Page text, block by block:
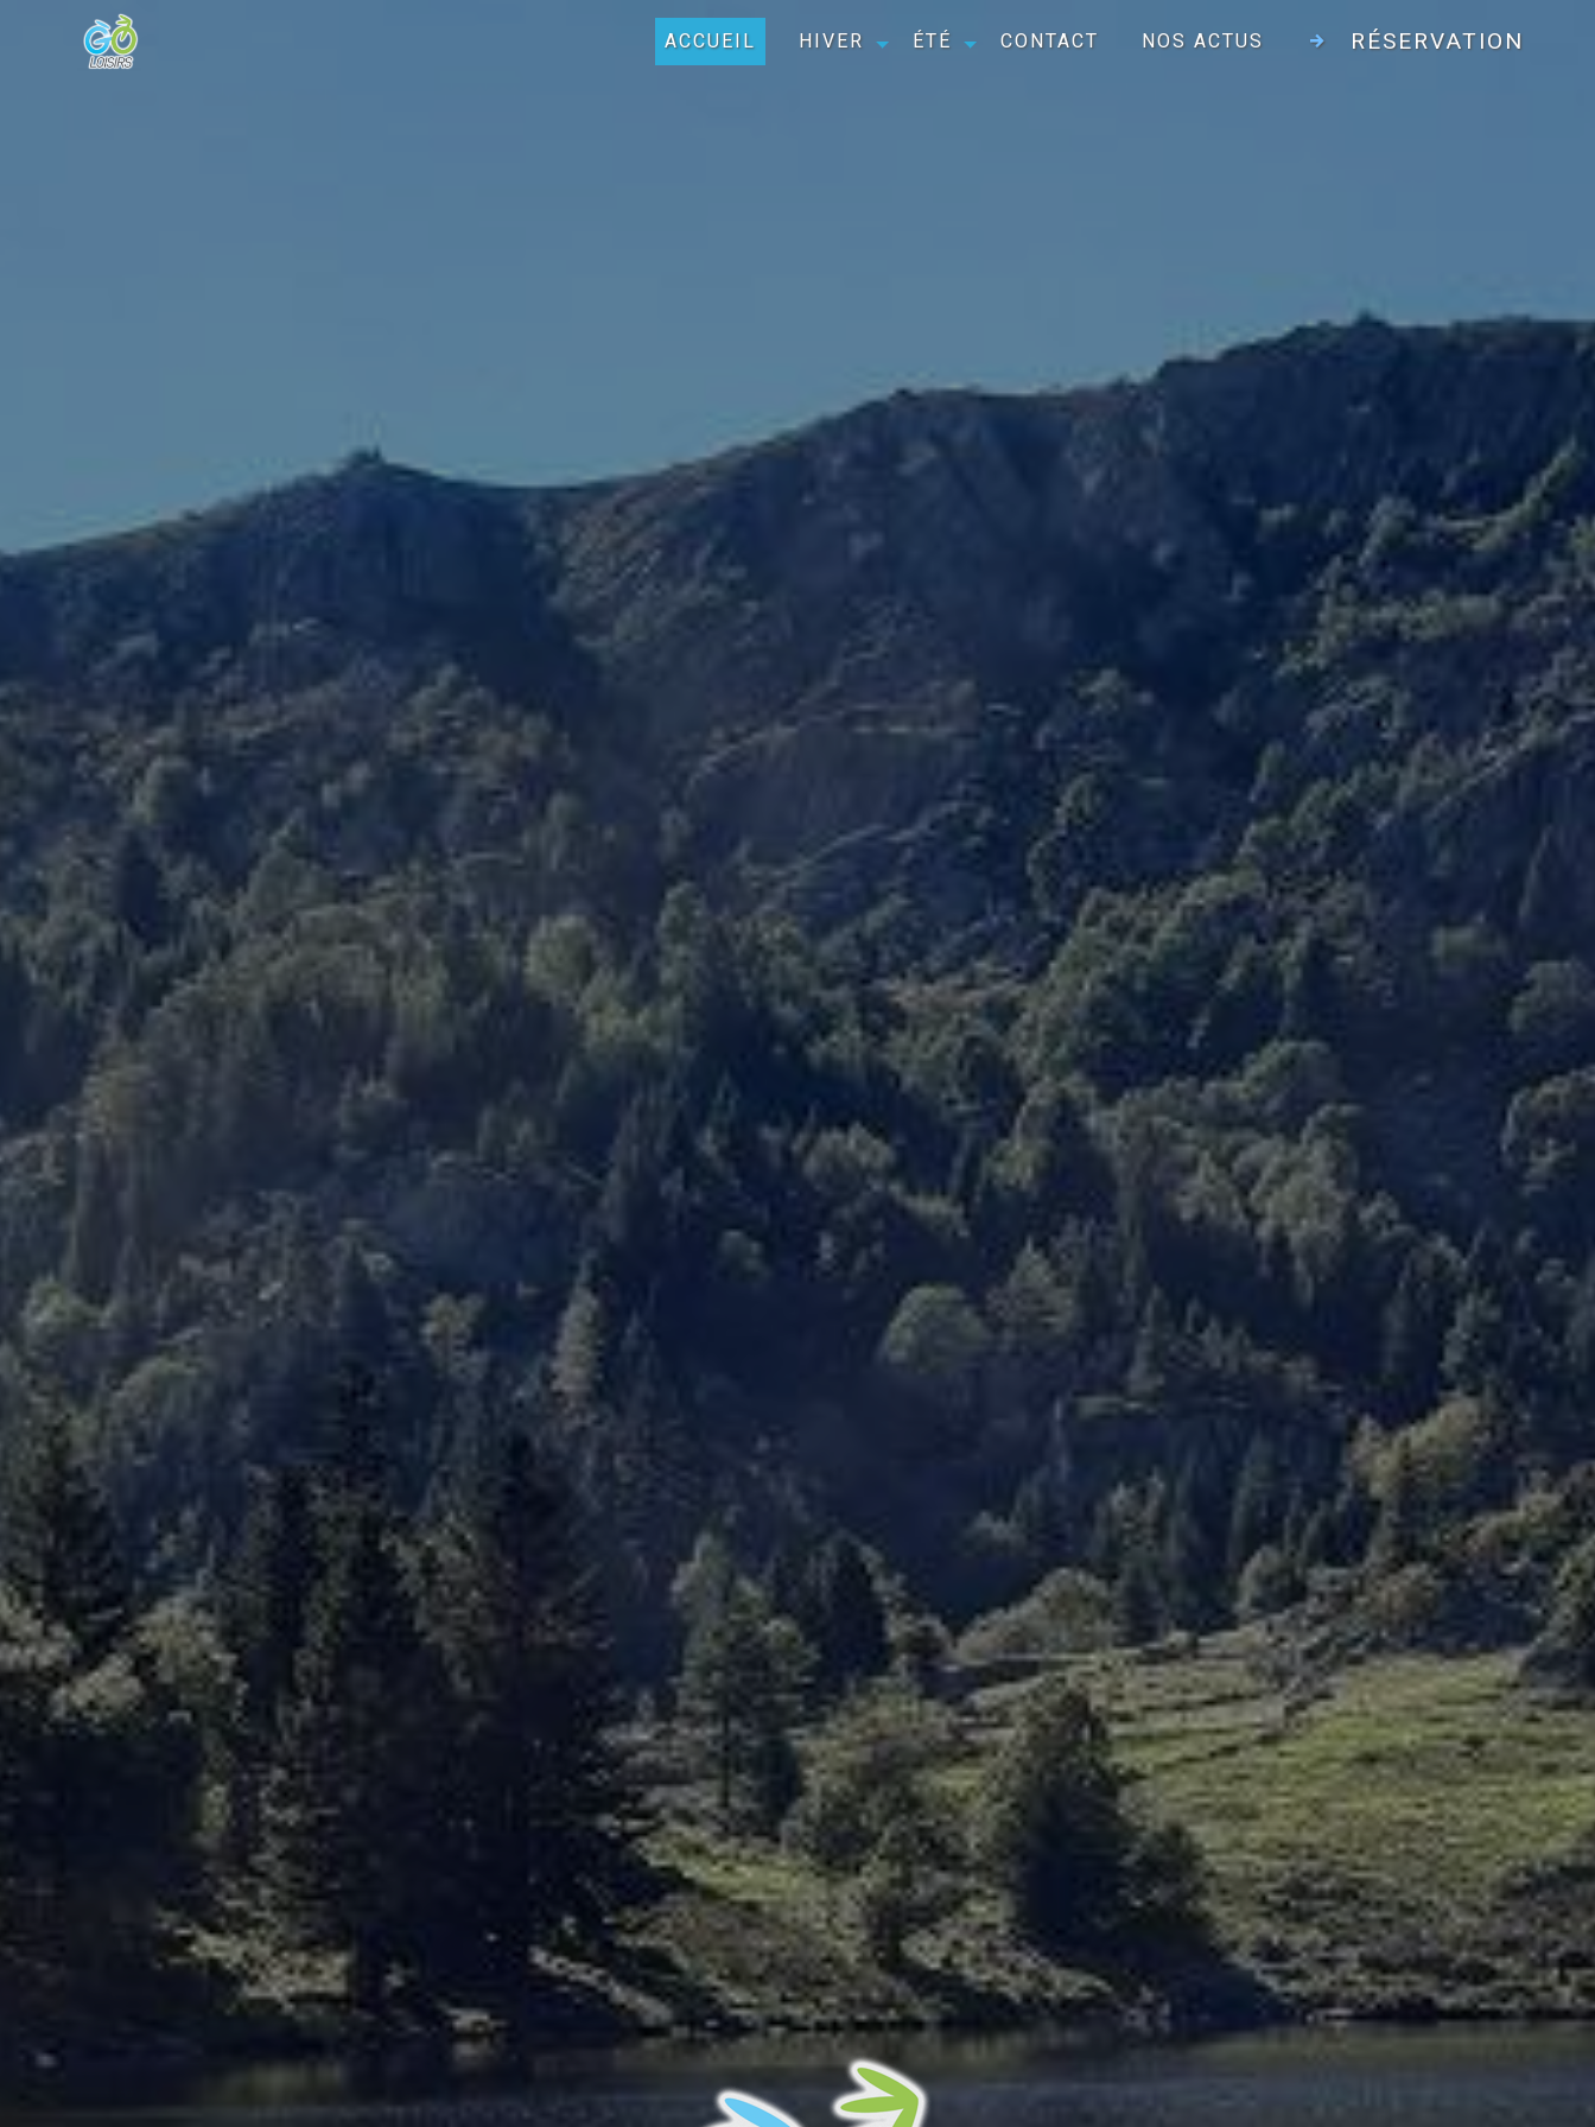
ACCUEIL HIVER ÉTÉ CONTACT NOS ACTUS RÉSERVATION
Panneau de gestion des cookies